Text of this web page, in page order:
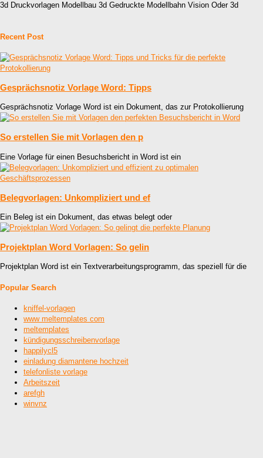
3d Druckvorlagen Modellbau 3d Gedruckte Modellbahn Vision Oder 3d
Recent Post
Gesprächsnotiz Vorlage Word: Tipps
Gesprächsnotiz Vorlage Word ist ein Dokument, das zur Protokollierung
So erstellen Sie mit Vorlagen den p
Eine Vorlage für einen Besuchsbericht in Word ist ein
Belegvorlagen: Unkompliziert und ef
Ein Beleg ist ein Dokument, das etwas belegt oder
Projektplan Word Vorlagen: So gelin
Projektplan Word ist ein Textverarbeitungsprogramm, das speziell für die
Popular Search
kniffel-vorlagen
www meltemplates com
meltemplates
kündigungsschreibenvorlage
happilycl5
einladung diamantene hochzeit
telefonliste vorlage
Arbeitszeit
arefgh
winvnz